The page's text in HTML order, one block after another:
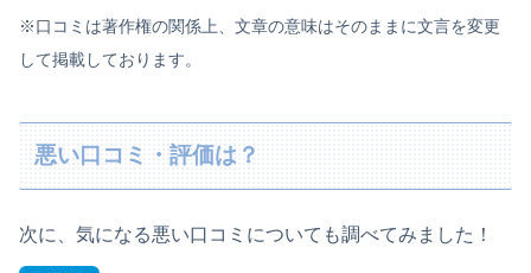
※口コミは著作権の関係上、文章の意味はそのままに文言を変更
して掲載しております。
悪い口コミ・評価は？
次に、気になる悪い口コミについても調べてみました！